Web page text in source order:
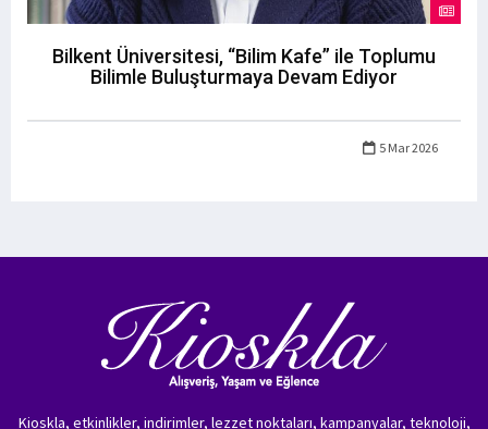
Bilkent Üniversitesi, “Bilim Kafe” ile Toplumu
Bilimle Buluşturmaya Devam Ediyor
5 Mar 2026
Kioskla, etkinlikler, indirimler, lezzet noktaları, kampanyalar, teknoloji,